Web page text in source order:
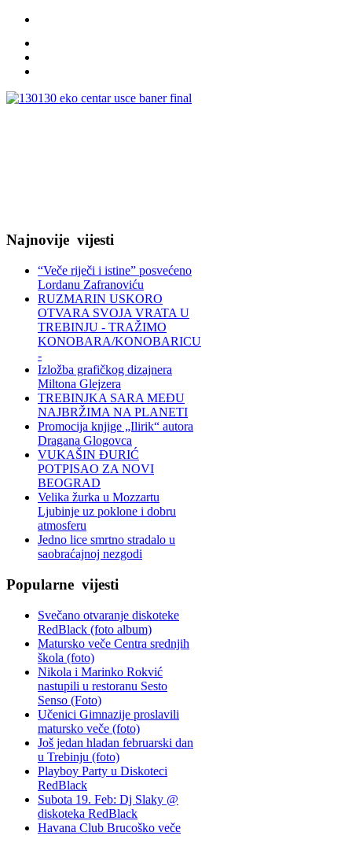
Najnovije vijesti
“Veče riječi i istine” posvećeno
Lordanu Zafranoviću
RUZMARIN USKORO
OTVARA SVOJA VRATA U
TREBINJU - TRAŽIMO
KONOBARA/KONOBARICU
-
Izložba grafičkog dizajnera
Miltona Glejzera
TREBINЈKA SARA MEĐU
NAJBRŽIMA NA PLANETI
Promocija knjige „Ilirik“ autora
Dragana Glogovca
VUKAŠIN ĐURIĆ
POTPISAO ZA NOVI
BEOGRAD
Velika žurka u Mozzartu
Ljubinje uz poklone i dobru
atmosferu
Jedno lice smrtno stradalo u
saobraćajnoj nezgodi
Popularne vijesti
Svečano otvaranje diskoteke
RedBlack (foto album)
Matursko veče Centra srednjih
škola (foto)
Nikola i Marinko Rokvić
nastupili u restoranu Sesto
Senso (Foto)
Učenici Gimnazije proslavili
matursko veče (foto)
Još jedan hladan februarski dan
u Trebinju (foto)
Playboy Party u Diskoteci
RedBlack
Subota 19. Feb: Dj Slaky @
diskoteka RedBlack
Havana Club Brucoško veče